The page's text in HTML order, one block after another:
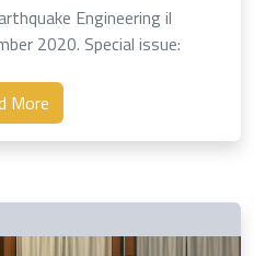
Engineering il
2020. Special issue:
Nel volume sono …
More